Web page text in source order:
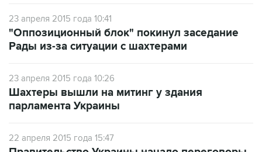
Рады из-за ситуации с шахтерами
23 апреля 2015 года 10:26
парламента Украины
22 апреля 2015 года 15:47
с требующими зарплату шахтерами